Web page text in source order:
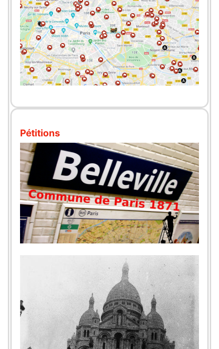
Pétitions